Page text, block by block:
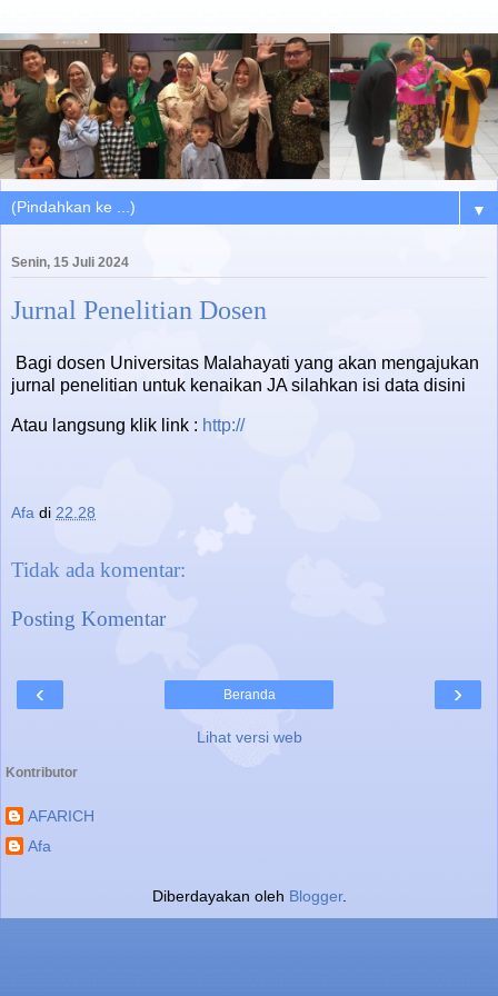
▼
Senin, 15 Juli 2024
Jurnal Penelitian Dosen
Bagi dosen Universitas Malahayati yang akan mengajukan
jurnal penelitian untuk kenaikan JA silahkan isi data disini
Atau langsung klik link : http://
Afa di 22.28
Tidak ada komentar:
Posting Komentar
‹ ›
Beranda
Lihat versi web
Kontributor
AFARICH
Afa
Diberdayakan oleh Blogger.